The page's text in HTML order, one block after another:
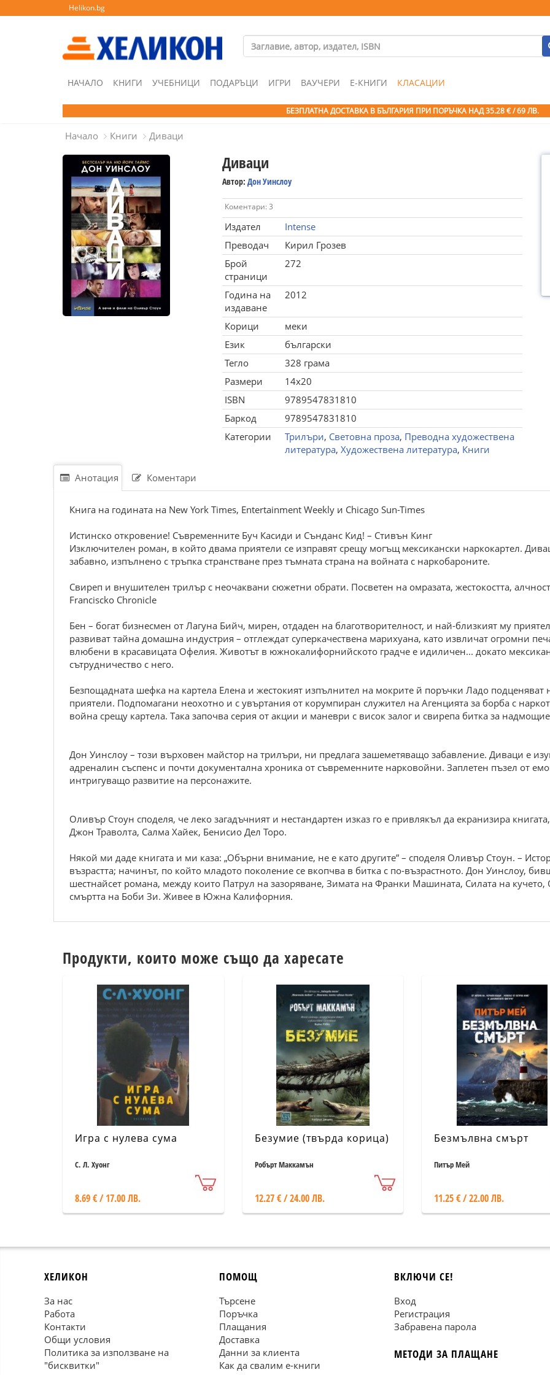
Helikon.bg
НАЧАЛО КНИГИ УЧЕБНИЦИ ПОДАРЪЦИ ИГРИ ВАУЧЕРИ Е-КНИГИ КЛАСАЦИИ
БЕЗПЛАТНА ДОСТАВКА В БЪЛГАРИЯ ПРИ ПОРЪЧКА НАД 35.28 € / 69 ЛВ.
Начало Книги Диваци
Диваци
Автор: Дон Уинслоу
Коментари: 3
Издател
Intense
Преводач
Кирил Грозев
Брой
страници
272
Година на
издаване
2012
Корици
меки
Език
български
Тегло
328 грама
Размери
14x20
ISBN
9789547831810
Баркод
9789547831810
Категории
Трилъри, Световна проза, Преводна художествена
литература, Художествена литература, Книги
Анотация Коментари
Книга на годината на New York Times, Entertainment Weekly и Chicago Sun-Times
Истинско откровение! Съвременните Буч Касиди и Сънданс Кид! – Стивън Кинг
Изключителен роман, в който двама приятели се изправят срещу могъщ мексикански наркокартел.
забавно, изпълнено с тръпка странстване през тъмната страна на войната с наркобароните.
Свиреп и внушителен трилър с неочаквани сюжетни обрати. Посветен на омразата, жестокостта,
Franciscko Chronicle
Бен – богат бизнесмен от Лагуна Бийч, мирен, отдаден на благотворителност, и най-близкият му
развиват тайна домашна индустрия – отглеждат суперкачествена марихуана, като извличат огромни
влюбени в красавицата Офелия. Животът в южнокалифорнийското градче е идиличен... докато
сътрудничество с него.
Безпощадната шефка на картела Елена и жестокият изпълнител на мокрите й поръчки Ладо
приятели. Подпомагани неохотно и с увъртания от корумпиран служител на Агенцията за борба с
война срещу картела. Така започва серия от акции и маневри с висок залог и свирепа битка за
Дон Уинслоу – този върховен майстор на трилъри, ни предлага зашеметяващо забавление. Диваци е
адреналин съспенс и почти документална хроника от съвременните нарковойни. Заплетен пъзел от
интригуващо развитие на персонажите.
Оливър Стоун споделя, че леко загадъчният и нестандартен изказ го е привлякъл да екранизира
Джон Траволта, Салма Хайек, Бенисио Дел Торо.
Някой ми даде книгата и ми каза: „Обърни внимание, не е като другите” – споделя Оливър Стоун. –
възрастта; начинът, по който младото поколение се вкопчва в битка с по-възрастното. Дон Уинслоу,
шестнайсет романа, между които Патрул на зазоряване, Зимата на Франки Машината, Силата на
смъртта на Боби Зи. Живее в Южна Калифорния.
Продукти, които може също да харесате
Игра с нулева сума
С. Л. Хуонг
8.69 € / 17.00 ЛВ.
Безумие (твърда корица)
Робърт Маккамън
12.27 € / 24.00 ЛВ.
Безмълвна смърт
Питър Мей
11.25 € / 22.00 ЛВ.
ХЕЛИКОН
За нас
Работа
Контакти
Общи условия
Политика за използване на
"бисквитки"
ПОМОЩ
Търсене
Поръчка
Плащания
Доставка
Данни за клиента
Как да свалим е-книги
ВКЛЮЧИ СЕ!
Вход
Регистрация
Забравена парола
МЕТОДИ ЗА ПЛАЩАНЕ